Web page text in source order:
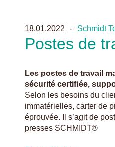
18.01.2022 Schmidt
Postes de
Les postes de travail
sécurité certiﬁée,
Selon les besoins du
immatérielles, carter de
éprouvée. Il s’agit de
presses SCHMIDT®